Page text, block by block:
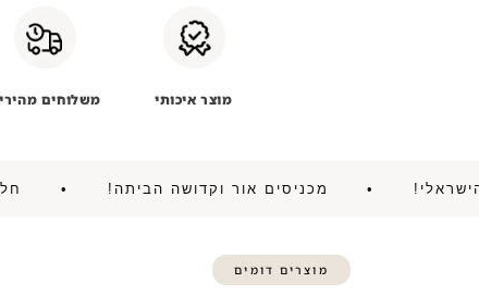
מוצר איכותי משלוחים
המשק הישראלי! • מכניסים אור וקדושה הביתה! •
מוצרים דומים